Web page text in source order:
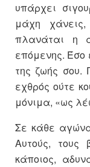
υπάρχει
μάχη
πλανάται η
επόμενης. Έσο
της ζωής σου.
εχθρός ούτε
μόνιμα, «ως
Σε κάθε
Αυτούς, τους
κάποιος,